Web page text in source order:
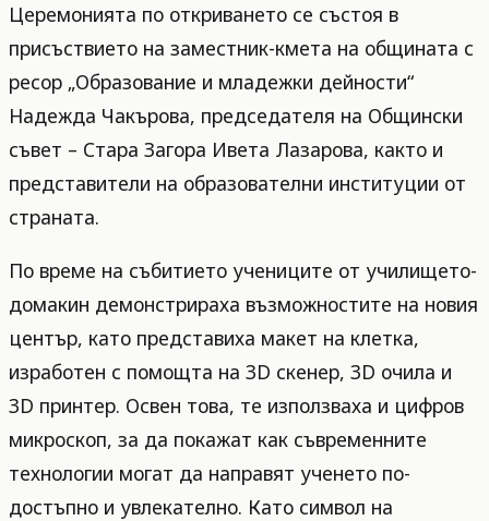
Церемонията по откриването се състоя в
присъствието на заместник-кмета на общината с
ресор „Образование и младежки дейности“
Надежда Чакърова, председателя на Общински
съвет – Стара Загора Ивета Лазарова, както и
представители на образователни институции от
страната.
По време на събитието учениците от училището-
домакин демонстрираха възможностите на новия
център, като представиха макет на клетка,
изработен с помощта на 3D скенер, 3D очила и
3D принтер. Освен това, те използваха и цифров
микроскоп, за да покажат как съвременните
технологии могат да направят ученето по-
достъпно и увлекателно. Като символ на